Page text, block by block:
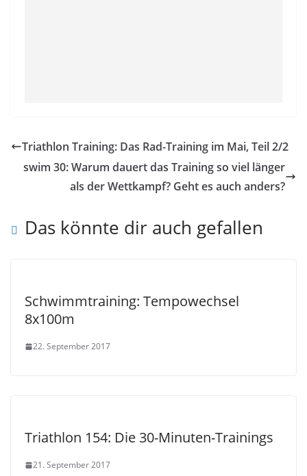
Triathlon Training: Das Rad-Training im Mai, Teil 2/2
swim 30: Warum dauert das Training so viel länger
als der Wettkampf? Geht es auch anders?
Das könnte dir auch gefallen
Schwimmtraining: Tempowechsel
8x100m
22. September 2017
Triathlon 154: Die 30-Minuten-Trainings
21. September 2017